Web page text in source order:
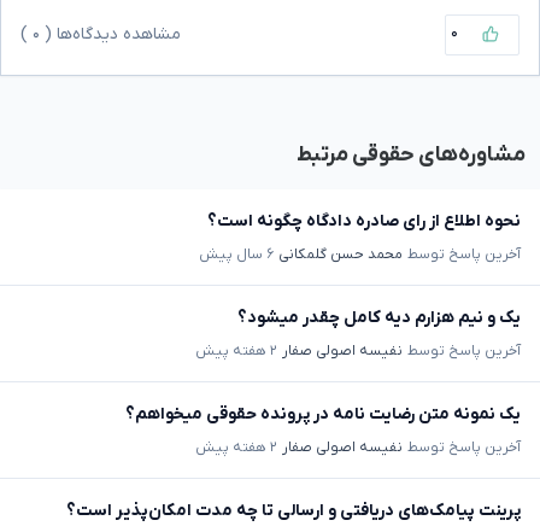
۰ مشاهده دیدگاه‌ها ( ۰
مشاوره‌های حقوقی مرتبط
نحوه اطلاع از رای صادره دادگاه چگونه است؟
آخرین پاسخ توسط محمد حسن گلمکانی ۶ سال پیش
یک و نیم هزارم دیه کامل چقدر میشود؟
آخرین پاسخ توسط نفیسه اصولی صفار ۲ هفته پیش
یک نمونه متن رضایت نامه در پرونده حقوقی میخواهم؟
آخرین پاسخ توسط نفیسه اصولی صفار ۲ هفته پیش
پرینت پیامک‌های دریافتی و ارسالی تا چه مدت امکان‌پذیر است؟